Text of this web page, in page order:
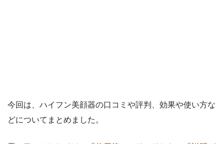
今回は、ハイフン美顔器の口コミや評判、効果や使い方な
どについてまとめました。